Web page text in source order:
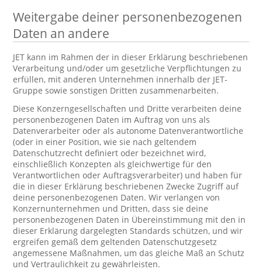
Weitergabe deiner personenbezogenen
Daten an andere
JET kann im Rahmen der in dieser Erklärung beschriebenen
Verarbeitung und/oder um gesetzliche Verpflichtungen zu
erfüllen, mit anderen Unternehmen innerhalb der JET-
Gruppe sowie sonstigen Dritten zusammenarbeiten.
Diese Konzerngesellschaften und Dritte verarbeiten deine
personenbezogenen Daten im Auftrag von uns als
Datenverarbeiter oder als autonome Datenverantwortliche
(oder in einer Position, wie sie nach geltendem
Datenschutzrecht definiert oder bezeichnet wird,
einschließlich Konzepten als gleichwertige für den
Verantwortlichen oder Auftragsverarbeiter) und haben für
die in dieser Erklärung beschriebenen Zwecke Zugriff auf
deine personenbezogenen Daten. Wir verlangen von
Konzernunternehmen und Dritten, dass sie deine
personenbezogenen Daten in Übereinstimmung mit den in
dieser Erklärung dargelegten Standards schützen, und wir
ergreifen gemäß dem geltenden Datenschutzgesetz
angemessene Maßnahmen, um das gleiche Maß an Schutz
und Vertraulichkeit zu gewährleisten.